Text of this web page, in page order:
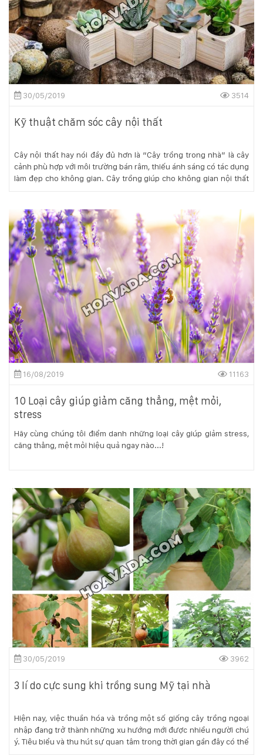
Võ
Chí
Công
-
Hòa
Quý
-
TP.
Đà 30/05/2019 3514
Kỹ thuật chăm sóc cây nội thất
Cây nội thất hay nói đầy đủ hơn là “Cây trồng trong nhà” là cây
cảnh phù hợp với môi trường bán râm, thiếu ánh sáng có tác dụng
làm đẹp cho không gian. Cây trồng giúp cho không gian nội thất
Dễ dàng để tạo ra một không gian xanh bên trong ngôi nhà của
bạn chỉ cần những bí quyết nho nhỏ dưới đây.
16/08/2019 11163
10 Loại cây giúp giảm căng thẳng, mệt mỏi,
stress
Hãy cùng chúng tôi điểm danh những loại cây giúp giảm stress,
căng thẳng, mệt mỏi hiệu quả ngay nào...!
30/05/2019 3962
3 lí do cực sung khi trồng sung Mỹ tại nhà
Hiện nay, việc thuần hóa và trồng một số giống cây trồng ngoại
nhập đang trở thành những xu hướng mới được nhiều người chú
ý. Tiêu biểu và thu hút sự quan tâm trong thời gian gần đây có thể